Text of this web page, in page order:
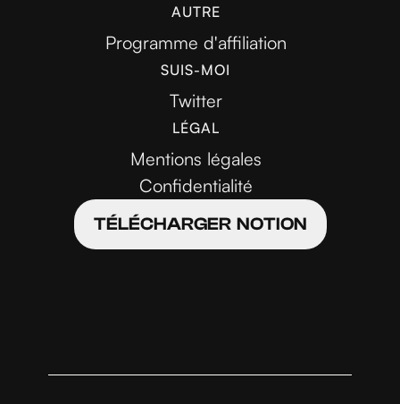
AUTRE
Programme d'affiliation
SUIS-MOI
Twitter
LÉGAL
Mentions légales
Confidentialité
TÉLÉCHARGER NOTION